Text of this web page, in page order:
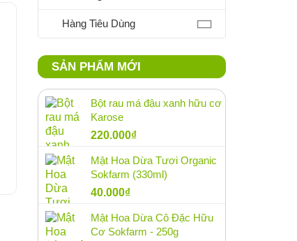
Hàng Tiêu Dùng
SẢN PHẨM MỚI
Bột rau má đậu xanh hữu cơ
Karose
220.000₫
Mật Hoa Dừa Tươi Organic
Sokfarm (330ml)
40.000₫
Mật Hoa Dừa Cô Đặc Hữu
Cơ Sokfarm - 250g